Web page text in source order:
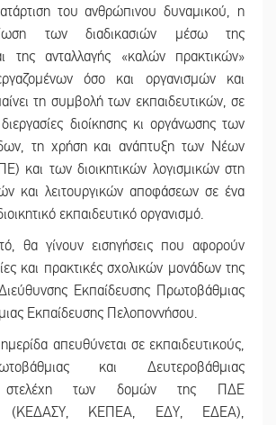
του ανθρώπινου δυναμικού, η
των διαδικασιών μέσω της
της ανταλλαγής «καλών πρακτικών»
όσο και οργανισμών και
τη συμβολή των εκπαιδευτικών, σε
διεργασίες διοίκησης κι οργάνωσης των
τη χρήση και ανάπτυξη των Νέων
και των διοικητικών λογισμικών στη
και λειτουργικών αποφάσεων σε ένα
εκπαιδευτικό οργανισμό.
θα γίνουν εισηγήσεις που αφορούν
και πρακτικές σχολικών μονάδων της
Εκπαίδευσης Πρωτοβάθμιας
Εκπαίδευσης Πελοποννήσου.
απευθύνεται σε εκπαιδευτικούς,
και Δευτεροβάθμιας
στελέχη των δομών της ΠΔΕ
(ΚΕΔΑΣΥ, ΚΕΠΕΑ, ΕΔΥ, ΕΔΕΑ),